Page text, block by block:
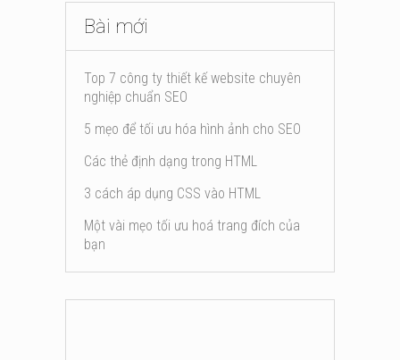
Bài mới
Top 7 công ty thiết kế website chuyên
nghiệp chuẩn SEO
5 mẹo để tối ưu hóa hình ảnh cho SEO
Các thẻ định dạng trong HTML
3 cách áp dụng CSS vào HTML
Một vài mẹo tối ưu hoá trang đích của
bạn